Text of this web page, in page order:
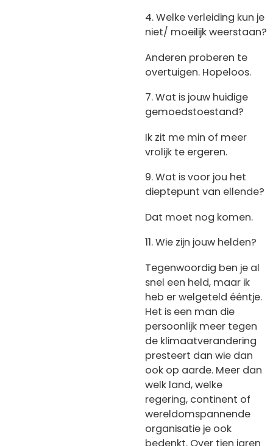
4. Welke verleiding kun je
niet/ moeilijk weerstaan?
Anderen proberen te
overtuigen. Hopeloos.
7. Wat is jouw huidige
gemoedstoestand?
Ik zit me min of meer
vrolijk te ergeren.
9. Wat is voor jou het
dieptepunt van ellende?
Dat moet nog komen.
11. Wie zijn jouw helden?
Tegenwoordig ben je al
snel een held, maar ik
heb er welgeteld ééntje.
Het is een man die
persoonlijk meer tegen
de klimaatverandering
presteert dan wie dan
ook op aarde. Meer dan
welk land, welke
regering, continent of
wereldomspannende
organisatie je ook
bedenkt. Over tien jaren